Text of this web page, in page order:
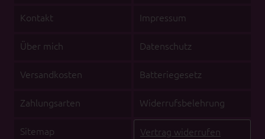
Kontakt Impressum
Über mich Datenschutz
Versandkosten Batteriegesetz
Zahlungsarten Widerrufsbelehrung
Sitemap Vertrag widerrufen